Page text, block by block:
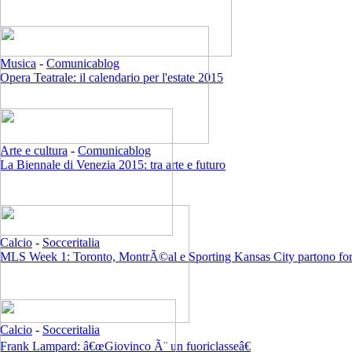
Musica - Comunicablog
Opera Teatrale: il calendario per l'estate 2015
Arte e cultura - Comunicablog
La Biennale di Venezia 2015: tra arte e futuro
Calcio - Socceritalia
MLS Week 1: Toronto, MontrÃ©al e Sporting Kansas City partono
Calcio - Socceritalia
Frank Lampard: â€œGiovinco Ã¨ un fuoriclasseâ€